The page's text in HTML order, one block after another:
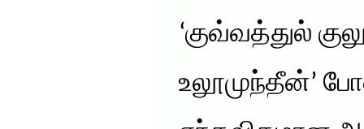
‘குவ்வத்துல்
உலூமுந்தீன்’